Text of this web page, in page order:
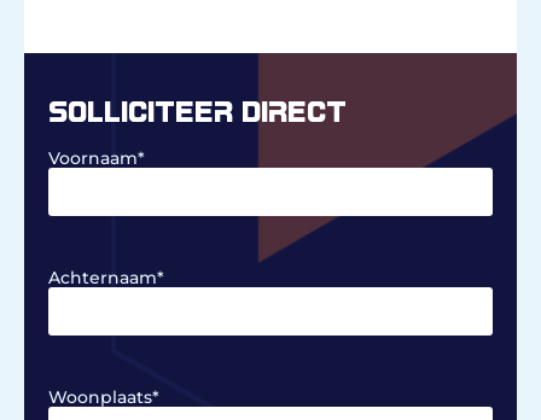
SOLLICITEER DIRECT
Voornaam*
Achternaam*
Woonplaats*